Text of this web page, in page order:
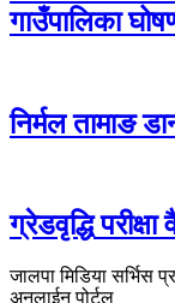
गाउँपालिका
निर्मल तामाङ
ग्रेडवृद्धि
जालपा मिडिया सर्भिस
अनलाईन पोर्टल